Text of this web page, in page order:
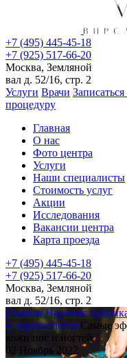
+7 (495) 445-45-18
+7 (925) 517-66-20
Москва, Земляной
вал д. 52/16, стр. 2
Услуги Врачи Записаться
процедуру
Главная
О нас
Фото центра
Услуги
Наши специалисты
Стоимость услуг
Акции
Исследования
Вакансии центра
Карта проезда
+7 (495) 445-45-18
+7 (925) 517-66-20
Москва, Земляной
вал д. 52/16, стр. 2
ГлавнаяНаучные
и дерматологииСамые
кожи ног и ногтей
02 Ноябрь 2022